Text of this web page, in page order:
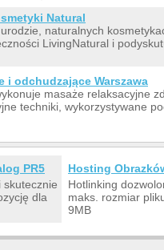
Natural
naturalnych
LivingNatural i
i odchudzające Warszawa
masaże relaksacyjne
techniki, wykorzystywane
PR5
skutecznie
dla
Hosting
Hotlinking
maks. rozmiar
9MB